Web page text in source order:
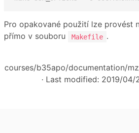
Pro opakované použití lze provést
přímo v souboru
Makefile .
courses/b35apo/documentation/
· Last modified: 2019/04/